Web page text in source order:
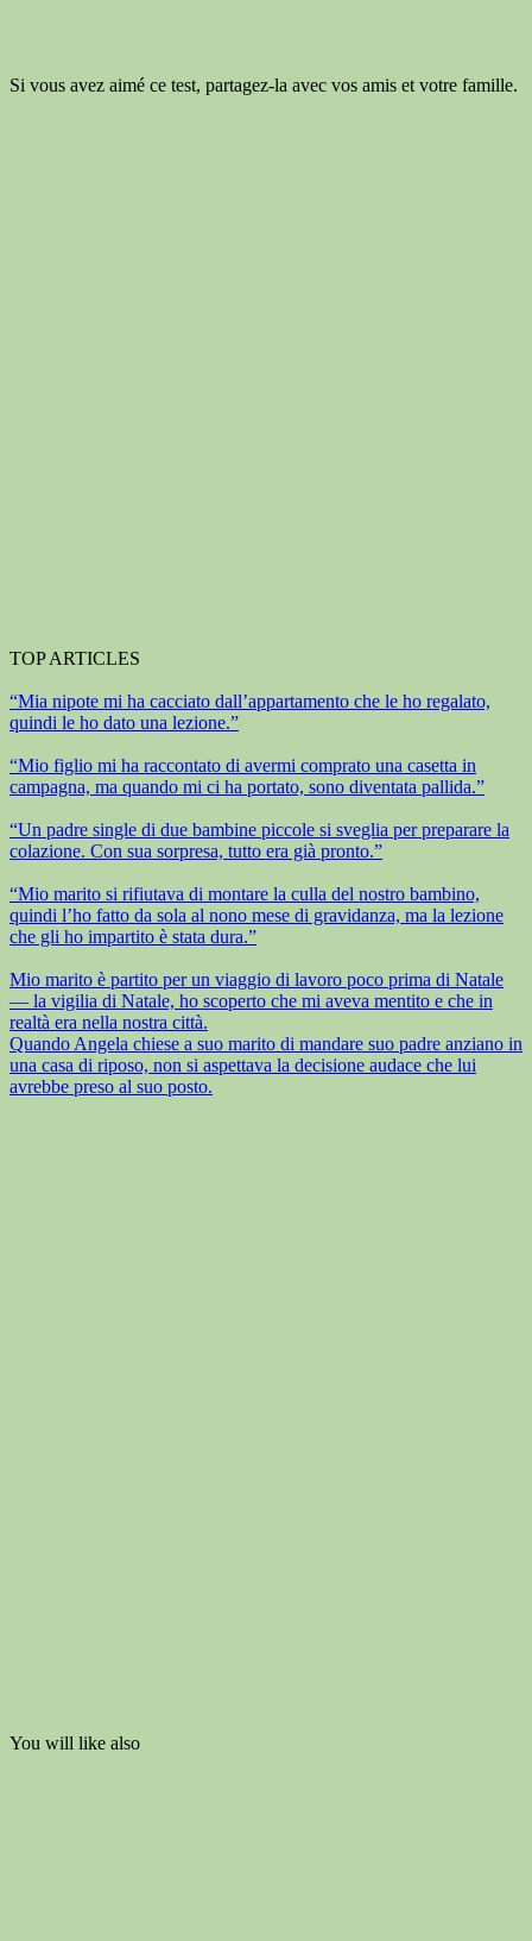
Si vous avez aimé ce test, partagez-la avec vos amis et votre famille.
TOP ARTICLES
“Mia nipote mi ha cacciato dall’appartamento che le ho regalato,
quindi le ho dato una lezione.”
“Mio figlio mi ha raccontato di avermi comprato una casetta in
campagna, ma quando mi ci ha portato, sono diventata pallida.”
“Un padre single di due bambine piccole si sveglia per preparare la
colazione. Con sua sorpresa, tutto era già pronto.”
“Mio marito si rifiutava di montare la culla del nostro bambino,
quindi l’ho fatto da sola al nono mese di gravidanza, ma la lezione
che gli ho impartito è stata dura.”
Mio marito è partito per un viaggio di lavoro poco prima di Natale
— la vigilia di Natale, ho scoperto che mi aveva mentito e che in
realtà era nella nostra città.
Quando Angela chiese a suo marito di mandare suo padre anziano in
una casa di riposo, non si aspettava la decisione audace che lui
avrebbe preso al suo posto.
You will like also